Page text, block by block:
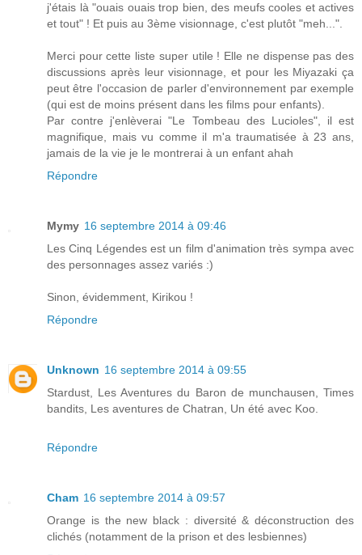
j'étais là "ouais ouais trop bien, des meufs cooles et actives
et tout" ! Et puis au 3ème visionnage, c'est plutôt "meh...".
Merci pour cette liste super utile ! Elle ne dispense pas des
discussions après leur visionnage, et pour les Miyazaki ça
peut être l'occasion de parler d'environnement par exemple
(qui est de moins présent dans les films pour enfants).
Par contre j'enlèverai "Le Tombeau des Lucioles", il est
magnifique, mais vu comme il m'a traumatisée à 23 ans,
jamais de la vie je le montrerai à un enfant ahah
Répondre
Mymy 16 septembre 2014 à 09:46
Les Cinq Légendes est un film d'animation très sympa avec
des personnages assez variés :)
Sinon, évidemment, Kirikou !
Répondre
Unknown 16 septembre 2014 à 09:55
Stardust, Les Aventures du Baron de munchausen, Times
bandits, Les aventures de Chatran, Un été avec Koo.
Répondre
Cham 16 septembre 2014 à 09:57
Orange is the new black : diversité & déconstruction des
clichés (notamment de la prison et des lesbiennes)